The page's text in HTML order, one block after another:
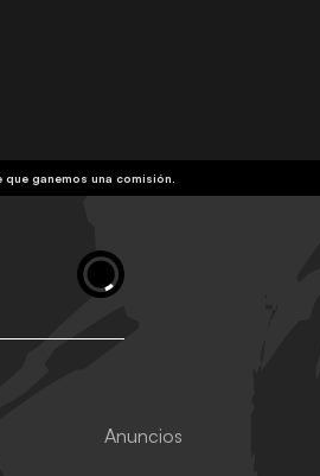
ganemos una comisión.